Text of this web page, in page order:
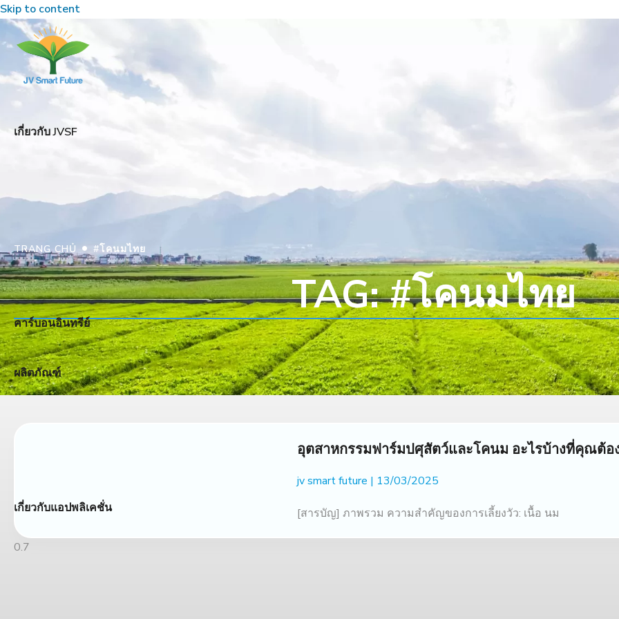
Skip to content
เกี่ยวกับ JVSF
คาร์บอนอินทรีย์
ผลิตภัณฑ์
เกี่ยวกับแอปพลิเคชั่น
TRANG CHỦ • #โคนมไทย
TAG: #โคนมไทย
อุตสาหกรรมฟาร์มปศุสัตว์และโคนม อะไรบ้างที่คุณต้อ
jv smart future 13/03/2025
[สารบัญ] ภาพรวม ความสำคัญของการเลี้ยงวัว: เนื้อ นม